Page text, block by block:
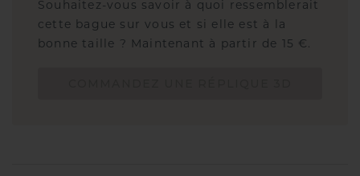
Souhaitez-vous savoir à quoi ressemblerait
cette bague sur vous et si elle est à la
bonne taille ? Maintenant à partir de 15 €.